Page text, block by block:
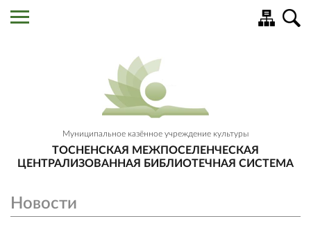
Муниципальное казённое учреждение культуры
ТОСНЕНСКАЯ МЕЖПОСЕЛЕНЧЕСКАЯ
ЦЕНТРАЛИЗОВАННАЯ БИБЛИОТЕЧНАЯ СИСТЕМА
Новости